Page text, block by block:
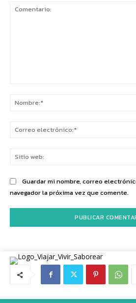
Guardar mi nombre, correo
navegador la próxima vez que comente.